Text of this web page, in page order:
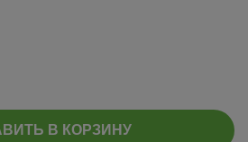
37020590В КОРЗИНУ